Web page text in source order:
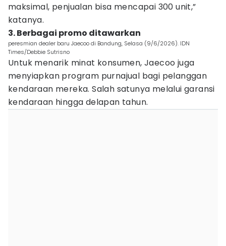
maksimal, penjualan bisa mencapai 300 unit,”
katanya.
3. Berbagai promo ditawarkan
peresmian dealer baru Jaecoo di Bandung, Selasa (9/6/2026). IDN
Times/Debbie Sutrisno
Untuk menarik minat konsumen, Jaecoo juga
menyiapkan program purnajual bagi pelanggan
kendaraan mereka. Salah satunya melalui garansi
kendaraan hingga delapan tahun.